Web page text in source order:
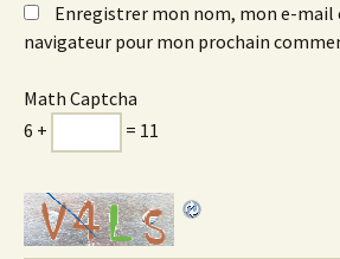
Enregistrer mon nom, mon e-mail
navigateur pour mon prochain
Math Captcha
6 +
= 11